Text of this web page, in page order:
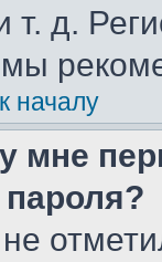
т. д.
началу
мне